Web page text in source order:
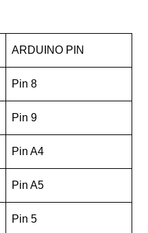
ARDUINO PIN
Pin 8
Pin 9
Pin A4
Pin A5
Pin 5